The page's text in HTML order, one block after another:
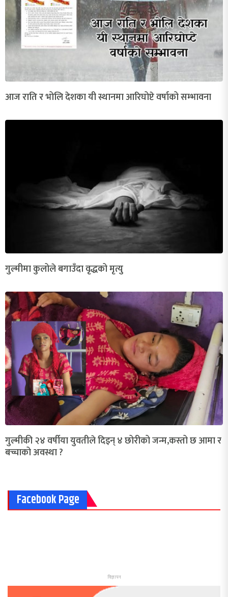
आज राति र भोलि देशका यी स्थानमा आरिघोप्टे वर्षाको सम्भावना
गुल्मीमा कुलोले बगाउँदा वृद्धको मृत्यु
गुल्मीकी २४ वर्षीया युवतीले दिइन् ४ छोरीको जन्म,कस्तो छ आमा र
बच्चाको अवस्था ?
Facebook Page
विज्ञापन